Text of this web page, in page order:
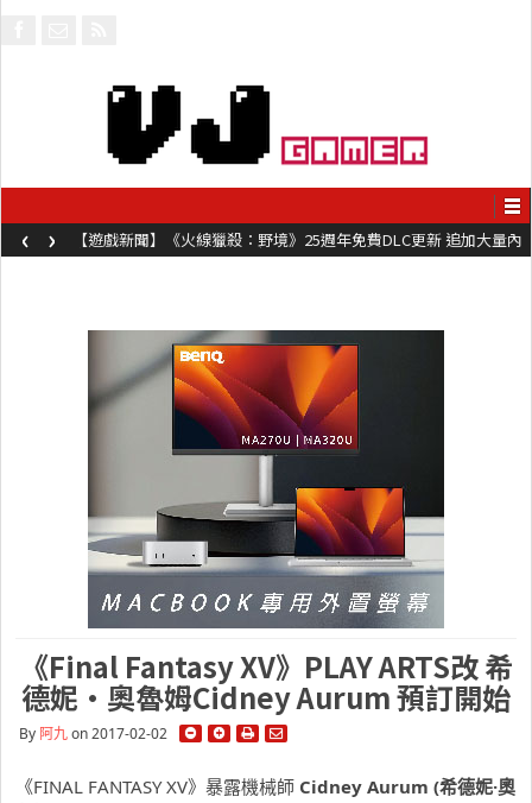
【遊戲新聞】《火線獵殺：野境》25週年免費DLC更新 追加大量內
容同時系舊作限時超平價折扣
‹ ›
《Final Fantasy XV》PLAY ARTS改 希
德妮·奧魯姆Cidney Aurum 預訂開始
By 阿九on 2017-02-02
《FINAL FANTASY XV》暴露機械師 Cidney Aurum (希德妮·奧